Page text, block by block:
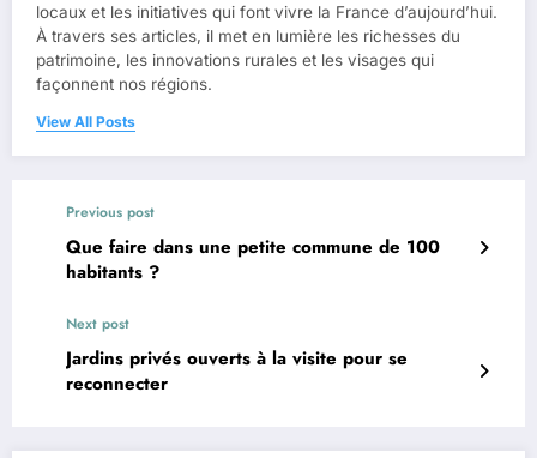
locaux et les initiatives qui font vivre la France d’aujourd’hui.
À travers ses articles, il met en lumière les richesses du
patrimoine, les innovations rurales et les visages qui
façonnent nos régions.
View All Posts
Previous post
Que faire dans une petite commune de 100
habitants ?
Next post
Jardins privés ouverts à la visite pour se
reconnecter